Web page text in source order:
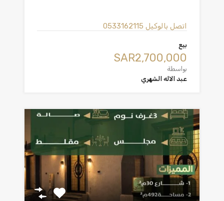
اتصل بالوكيل 0533162115
بيع
‪SAR2,700,000
بواسطة
عبد الاله الشهري